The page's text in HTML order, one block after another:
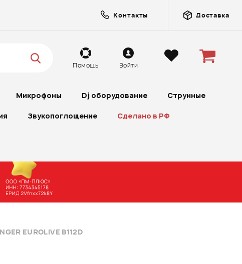
Контакты Доставка
Помощь Войти
Микрофоны Dj оборудование Струнные
Звукопоглощение Сделано в РФ
EUROLIVE B112D